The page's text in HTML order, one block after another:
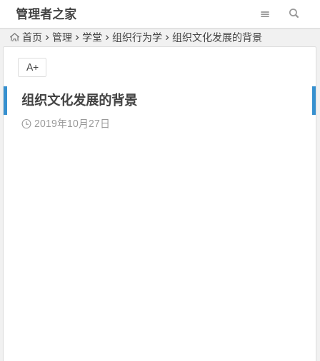
管理者之家
首页 管理 学堂 组织行为学 组织文化发展的背景
组织文化发展的背景
2019年10月27日
A+